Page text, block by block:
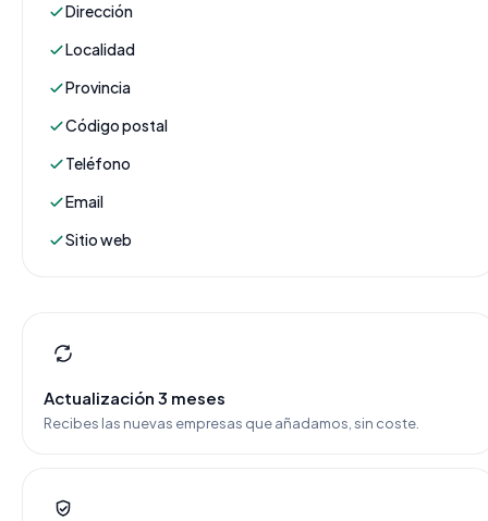
Dirección
Localidad
Provincia
Código postal
Teléfono
Email
Sitio web
Actualización 3 meses
Recibes las nuevas empresas que añadamos, sin coste.